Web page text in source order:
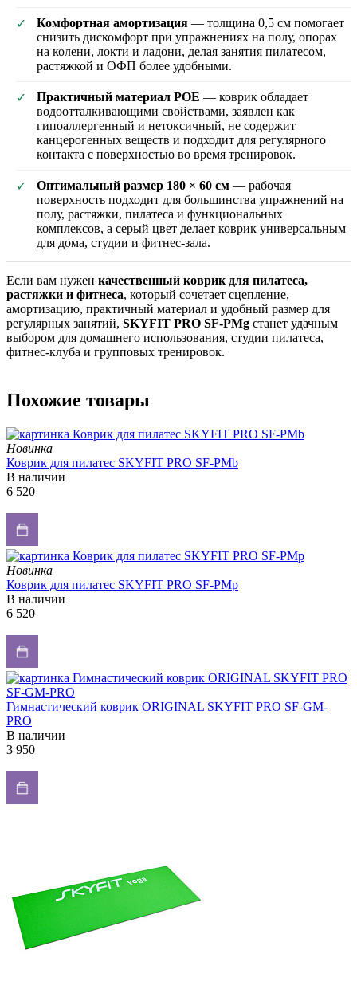
✓ Комфортная амортизация — толщина 0,5 см помогает
снизить дискомфорт при упражнениях на полу, опорах
на колени, локти и ладони, делая занятия пилатесом,
растяжкой и ОФП более удобными.
✓ Практичный материал POE — коврик обладает
водоотталкивающими свойствами, заявлен как
гипоаллергенный и нетоксичный, не содержит
канцерогенных веществ и подходит для регулярного
контакта с поверхностью во время тренировок.
✓ Оптимальный размер 180 × 60 см — рабочая
поверхность подходит для большинства упражнений на
полу, растяжки, пилатеса и функциональных
комплексов, а серый цвет делает коврик универсальным
для дома, студии и фитнес-зала.
Если вам нужен качественный коврик для пилатеса,
растяжки и фитнеса, который сочетает сцепление,
амортизацию, практичный материал и удобный размер для
регулярных занятий, SKYFIT PRO SF-PMg станет удачным
выбором для домашнего использования, студии пилатеса,
фитнес-клуба и групповых тренировок.
Похожие товары
Новинка
Коврик для пилатес SKYFIT PRO SF-PMb
В наличии
6 520
Новинка
Коврик для пилатес SKYFIT PRO SF-PMp
В наличии
6 520
Гимнастический коврик ORIGINAL SKYFIT PRO SF-GM-
PRO
В наличии
3 950